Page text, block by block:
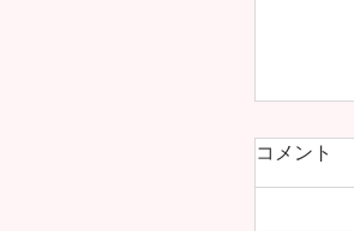
コメント